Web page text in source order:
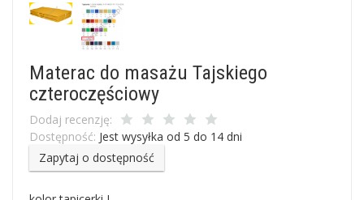
Materac do masażu Tajskiego
czteroczęściowy
Dodaj recenzję:
Dostępność: Jest wysyłka od 5 do 14 dni
Zapytaj o dostępność